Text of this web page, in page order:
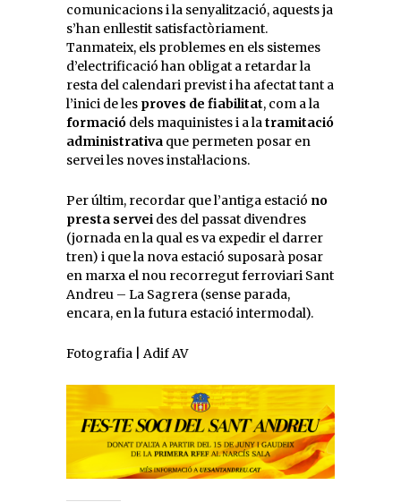
comunicacions i la senyalització, aquests ja
s’han enllestit satisfactòriament.
Tanmateix, els problemes en els sistemes
d’electrificació han obligat a retardar la
resta del calendari previst i ha afectat tant a
l’inici de les proves de fiabilitat, com a la
formació dels maquinistes i a latramitació
administrativa que permeten posar en
servei les noves instal·lacions.
Per últim, recordar que l’antiga estació no
presta servei des del passat divendres
(jornada en la qual es va expedir el darrer
tren) i que la nova estació suposarà posar
en marxa el nou recorregut ferroviari Sant
Andreu – La Sagrera (sense parada,
encara, en la futura estació intermodal).
Fotografia | Adif AV